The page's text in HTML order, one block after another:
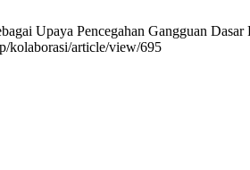
Upaya Pencegahan Gangguan Dasar
kolaborasi/article/view/695